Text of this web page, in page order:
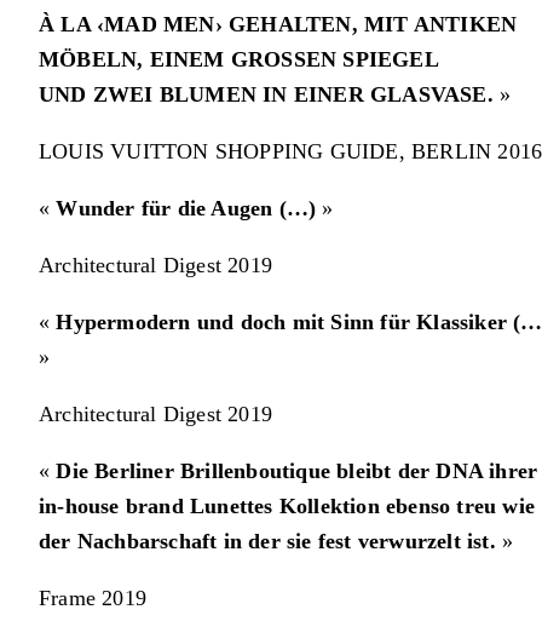
À LA ‹MAD MEN› GEHALTEN, MIT ANTIKEN
MÖBELN, EINEM GROSSEN SPIEGEL
UND ZWEI BLUMEN IN EINER GLASVASE. »
LOUIS VUITTON SHOPPING GUIDE, BERLIN 2016
«Wunder für die Augen (…) »
Architectural Digest 2019
«Hypermodern und doch mit Sinn für Klassiker
»
Architectural Digest 2019
«Die Berliner Brillenboutique bleibt der DNA ihrer
in-house brand Lunettes Kollektion ebenso treu wie
der Nachbarschaft in der sie fest verwurzelt ist. »
Frame 2019